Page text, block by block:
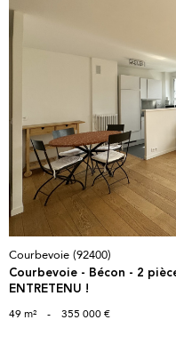
Courbevoie (92400)
Courbevoie - Bécon - 2
ENTRETENU !
49 m² - 355 000 €